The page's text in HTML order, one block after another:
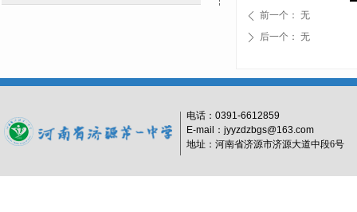
ꄴ 前一个： 无
ꄲ 后一个： 无
电话： 0391-6612859
E-mail：jyyzdzbgs@163.com
地址：河南省济源市济源大道中段6号